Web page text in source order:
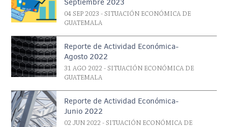
Septiembre 2023
04 SEP 2023 - SITUACIÓN ECONÓMICA DE
GUATEMALA
Reporte de Actividad Económica-
Agosto 2022
31 AGO 2022 - SITUACIÓN ECONÓMICA DE
GUATEMALA
Reporte de Actividad Económica-
Junio 2022
02 JUN 2022 - SITUACIÓN ECONÓMICA DE